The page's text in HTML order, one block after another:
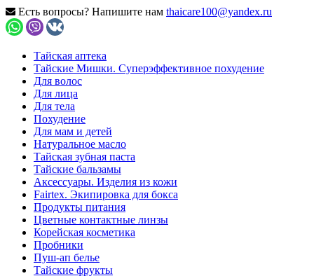
Есть вопросы? Напишите нам thaicare100@yandex.ru
Тайская аптека
Тайские Мишки. Суперэффективное похудение
Для волос
Для лица
Для тела
Похудение
Для мам и детей
Натуральное масло
Тайская зубная паста
Тайские бальзамы
Аксессуары. Изделия из кожи
Fairtex. Экипировка для бокса
Продукты питания
Цветные контактные линзы
Корейская косметика
Пробники
Пуш-ап белье
Тайские фрукты